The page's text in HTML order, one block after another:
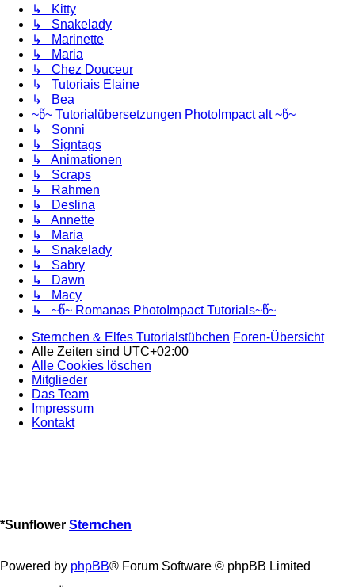
↳ Kitty
↳ Snakelady
↳ Marinette
↳ Maria
↳ Chez Douceur
↳ Tutoriais Elaine
↳ Bea
~წ~ Tutorialübersetzungen PhotoImpact alt ~წ~
↳ Sonni
↳ Signtags
↳ Animationen
↳ Scraps
↳ Rahmen
↳ Deslina
↳ Annette
↳ Maria
↳ Snakelady
↳ Sabry
↳ Dawn
↳ Macy
↳ ~წ~ Romanas PhotoImpact Tutorials~წ~
Sternchen & Elfes Tutorialstübchen Foren-Übersicht
Alle Zeiten sind UTC+02:00
Alle Cookies löschen
Mitglieder
Das Team
Impressum
Kontakt
*Sunflower Sternchen
Powered by phpBB® Forum Software © phpBB Limited